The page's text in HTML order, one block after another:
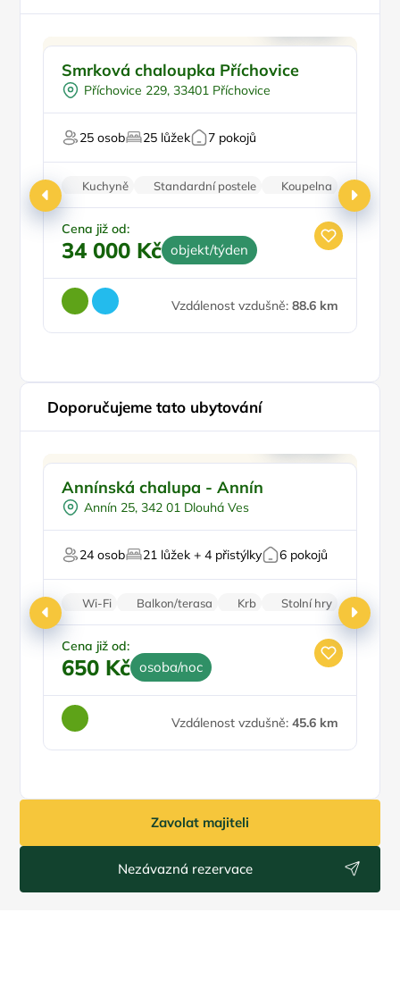
Pro skupiny
Pro turisty
Na horách
Pro majitele mazlíčků
Smrková chaloupka Příchovice
Příchovice 229, 33401 Příchovice
25 osob 25 lůžek 7 pokojů
Kuchyně Standardní postele
Koupelna
Nekuřácký objekt
Parkování zdarma
Cena již od:
34 000 Kč objekt/týden
Vzdálenost vzdušně: 88.6 km
Doporučujeme tato ubytování
U lesa
U vody
Firemní akce/teambuilding
V chráněném uzemí
Annínská chalupa - Annín
Annín 25, 342 01 Dlouhá Ves
24 osob 21 lůžek + 4 přistýlky 6 pokojů
Wi-Fi Balkon/terasa Krb
Stolní hry
Parkování zdarma
Cena již od:
650 Kč osoba/noc
Vzdálenost vzdušně: 45.6 km
Zavolat majiteli
Nezávazná rezervace